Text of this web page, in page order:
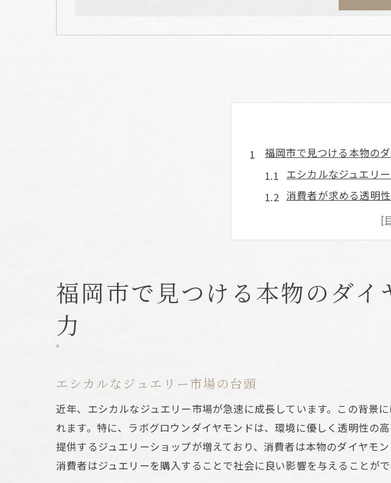
福岡市で見つける本物の
エシカルなジュエリ
消費者が求める透明
本物のダイヤモンド
環境に優しい選択肢
持続可能な消費の重要
エシカルなジュエリー選
エシカル消費を促進
消費者にとってのメ
ラボグロウンダイヤモン
科学が証明するダイ
福岡市で見つける本物のダ
力
エシカルなジュエリー市場の台頭
近年、エシカルなジュエリー市場が急速に成長しています。この背景
れます。特に、ラボグロウンダイヤモンドは、環境に優しく透明性の
提供するジュエリーショップが増えており、消費者は本物のダイヤモ
消費者はジュエリーを購入することで社会に良い影響を与えることがで